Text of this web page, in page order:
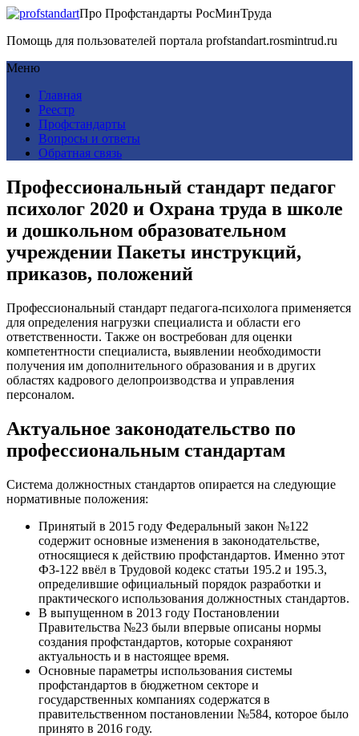
Про Профстандарты РосМинТруда
Помощь для пользователей портала profstandart.rosmintrud.ru
Меню
Главная
Реестр
Профстандарты
Вопросы и ответы
Обратная связь
Профессиональный стандарт педагог
психолог 2020 и Охрана труда в школе
и дошкольном образовательном
учреждении Пакеты инструкций,
приказов, положений
Профессиональный стандарт педагога-психолога применяется
для определения нагрузки специалиста и области его
ответственности. Также он востребован для оценки
компетентности специалиста, выявлении необходимости
получения им дополнительного образования и в других
областях кадрового делопроизводства и управления
персоналом.
Актуальное законодательство по
профессиональным стандартам
Система должностных стандартов опирается на следующие
нормативные положения:
Принятый в 2015 году Федеральный закон №122
содержит основные изменения в законодательстве,
относящиеся к действию профстандартов. Именно этот
ФЗ-122 ввёл в Трудовой кодекс статьи 195.2 и 195.3,
определившие официальный порядок разработки и
практического использования должностных стандартов.
В выпущенном в 2013 году Постановлении
Правительства №23 были впервые описаны нормы
создания профстандартов, которые сохраняют
актуальность и в настоящее время.
Основные параметры использования системы
профстандартов в бюджетном секторе и
государственных компаниях содержатся в
правительственном постановлении №584, которое было
принято в 2016 году.